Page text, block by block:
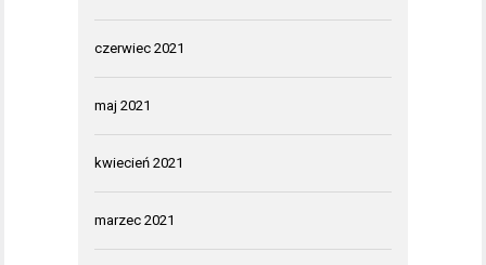
czerwiec 2021
maj 2021
kwiecień 2021
marzec 2021